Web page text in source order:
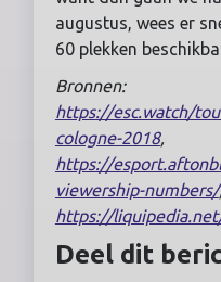
augustus, wees er
60 plekken
Bronnen:
https://esc.watch/
cologne-2018,
https://
viewership-numbers/
https://
Deel dit